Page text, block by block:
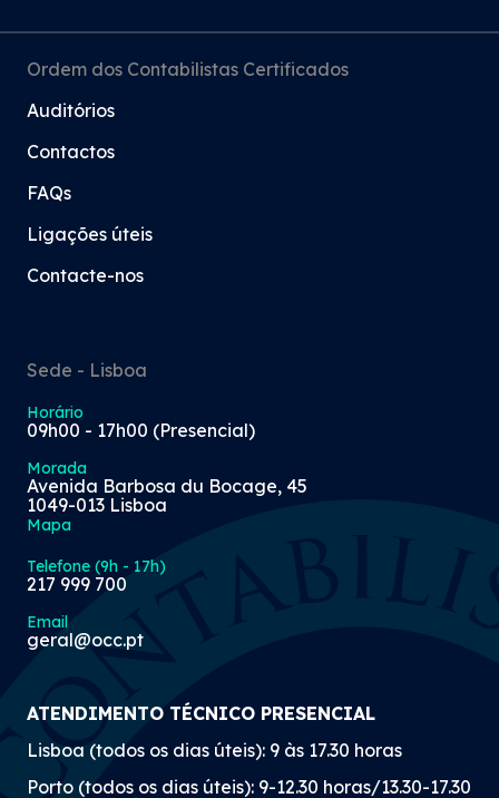
Ordem dos Contabilistas Certificados
Auditórios
Contactos
FAQs
Ligações úteis
Contacte-nos
Sede - Lisboa
Horário
09h00 - 17h00 (Presencial)
Morada
Avenida Barbosa du Bocage, 45
1049-013 Lisboa
Mapa
Telefone (9h - 17h)
217 999 700
Email
geral@occ.pt
ATENDIMENTO TÉCNICO PRESENCIAL
Lisboa (todos os dias úteis): 9 às 17.30 horas
Porto (todos os dias úteis): 9-12.30 horas/13.30-17.30